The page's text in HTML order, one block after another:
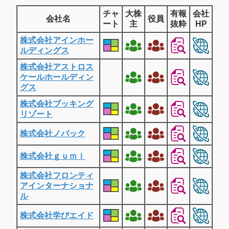
会社名
チャ
ート
大株
主
役員
有報
抜粋
会社
HP
株式会社アインホー
ルディングス
株式会社アストロス
ケールホールディン
グス
株式会社ブッキング
リゾート
株式会社ノバック
株式会社ｇｕｍｉ
株式会社フロンティ
アインターナショナ
ル
株式会社学びエイド